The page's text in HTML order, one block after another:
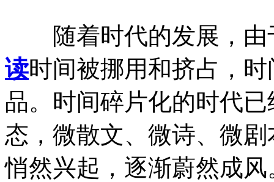
随着时代的发展，由
读时间被挪用和挤占，
品。时间碎片化的时代
态，微散文、微诗、微
悄然兴起，逐渐蔚然成